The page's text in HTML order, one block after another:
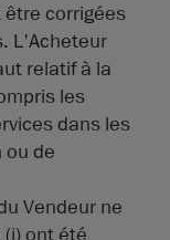
corrigées
L'Acheteur
relatif à la
les
dans les
ou de
Vendeur ne
ont été